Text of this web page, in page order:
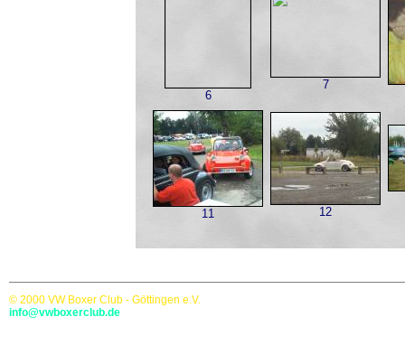
6
7
11 12
© 2000 VW Boxer Club - Göttingen e.V.
info@vwboxerclub.de